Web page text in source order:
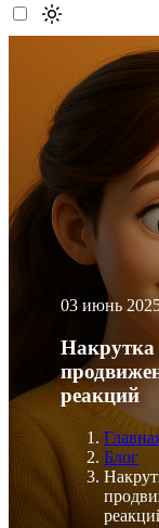
03 июнь
Накрутка
реакций
Блог